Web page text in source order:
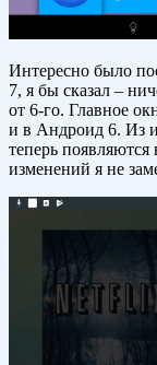
Интересно было
7, я бы сказал –
от 6-го. Главное
и в Андроид 6. Из
теперь
изменений я не